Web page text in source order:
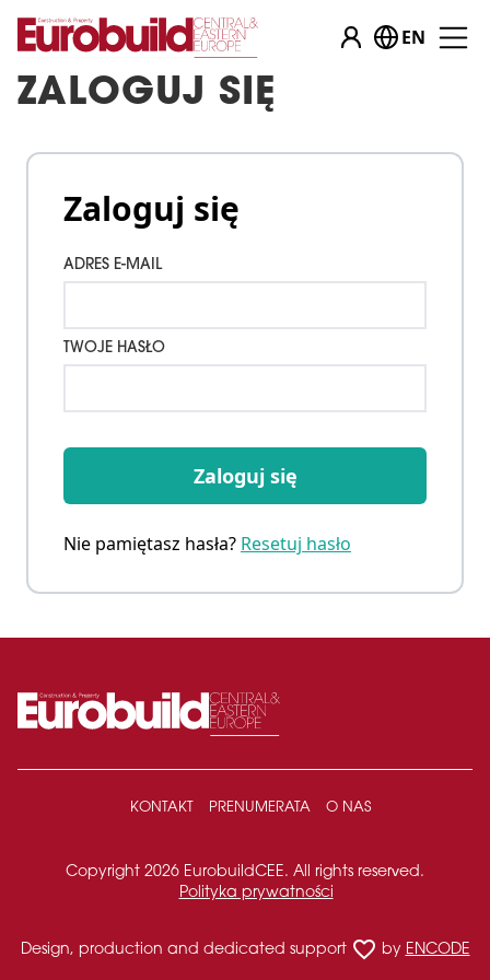
EN
ZALOGUJ SIĘ
Zaloguj się
ADRES E-MAIL
TWOJE HASŁO
Zaloguj się
Nie pamiętasz hasła? Resetuj hasło
KONTAKT PRENUMERATA O NAS
Copyright 2026 EurobuildCEE. All rights reserved.
Polityka prywatności
Design, production and dedicated support favorite_border by ENCODE